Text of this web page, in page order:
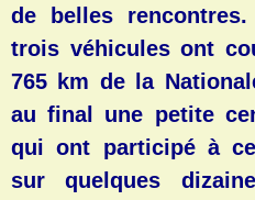
de belles
trois véhicules ont
765 km de la
au final une petite
qui ont participé à
sur quelques